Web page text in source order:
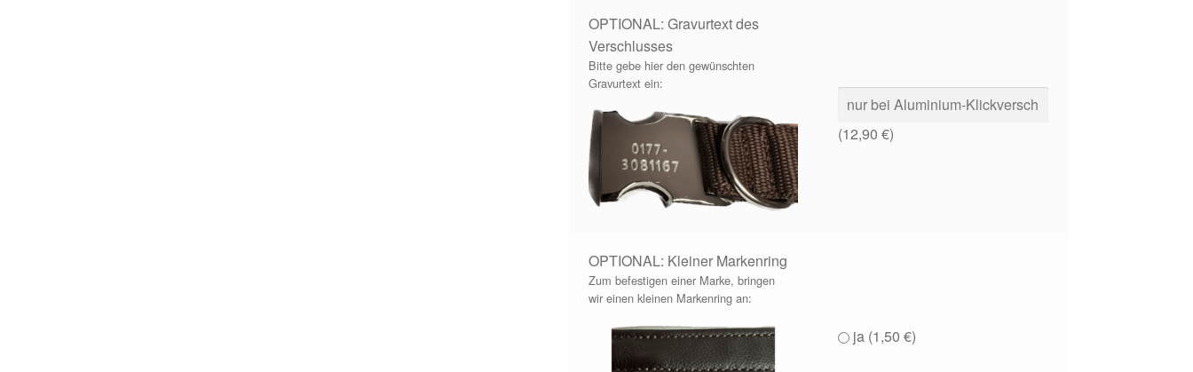
OPTIONAL: Gravurtext des
Verschlusses
Bitte gebe hier den gewünschten
Gravurtext ein:
(12,90€)
OPTIONAL: Kleiner Markenring
Zum befestigen einer Marke, bringen
wir einen kleinen Markenring an:
ja (1,50€)